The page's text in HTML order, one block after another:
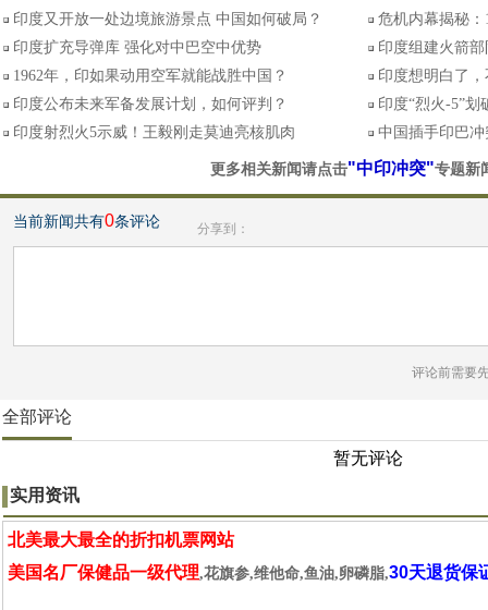
印度又开放一处边境旅游景点 中国如何破局？
危机内幕揭秘
印度扩充导弹库 强化对中巴空中优势
印度组建火箭
1962年，印如果动用空军就能战胜中国？
印度想明白了
印度公布未来军备发展计划，如何评判？
印度“烈火-5”
印度射烈火5示威！王毅刚走莫迪亮核肌肉
中国插手印巴
更多相关新闻请点击"中印冲突"专题新
当前新闻共有0条评论 分享到：
评论前需要
全部评论
暂无评论
实用资讯
北美最大最全的折扣机票网站
美国名厂保健品一级代理,花旗参,维他命,鱼油,卵磷脂,30天退货保